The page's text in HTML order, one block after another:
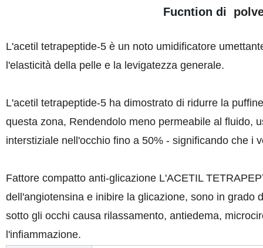
Fucntion di
L'acetil tetrapeptide-5 è un noto umidificatore
l'elasticità della pelle e la levigatezza generale.
L'acetil tetrapeptide-5 ha dimostrato di ridurre la
questa zona, Rendendolo meno permeabile al fluido,
interstiziale nell'occhio fino a 50% - significando che i
Fattore compatto anti-glicazione L'ACETIL
dell'angiotensina e inibire la glicazione, sono in grado
sotto gli occhi causa rilassamento, antiedema,
l'infiammazione.